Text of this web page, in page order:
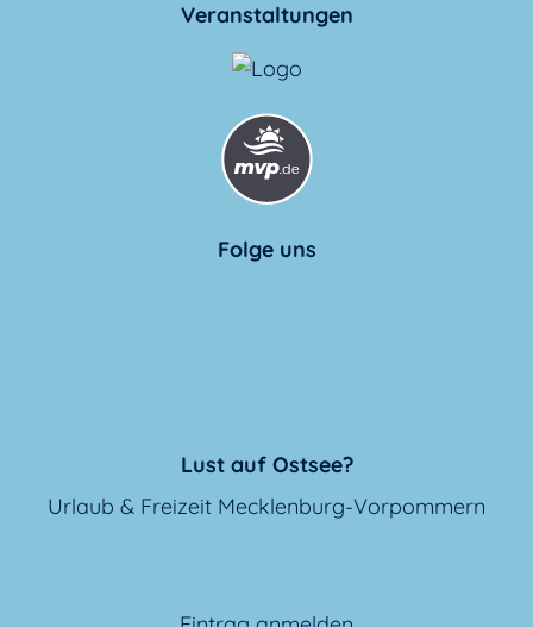
Veranstaltungen
Folge uns
Lust auf Ostsee?
Urlaub & Freizeit Mecklenburg-Vorpommern